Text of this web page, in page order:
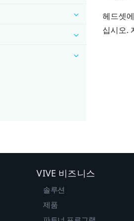
헤드셋
십시오.
VIVE 비즈니스
솔루션
제품